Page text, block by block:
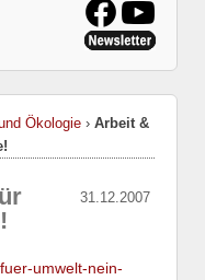
Ökologie › Arbeit &
31.12.2007
umwelt-nein-